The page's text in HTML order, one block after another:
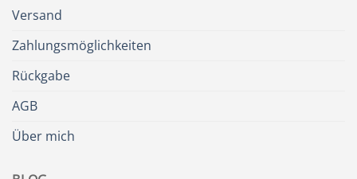
Versand
Zahlungsmöglichkeiten
Rückgabe
AGB
Über mich